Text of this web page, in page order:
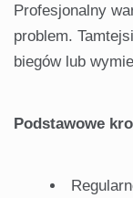
Profesjonalny
problem.
biegów lub
Podstawowe